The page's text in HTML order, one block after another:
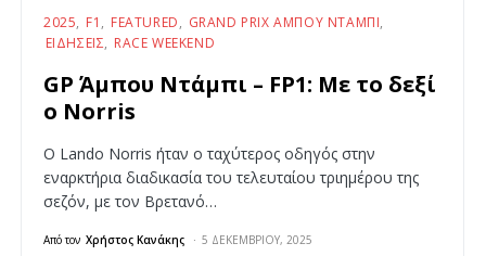
2025 F1 FEATURED
GRAND PRIX ΆΜΠΟΥ ΝΤΆΜΠΙ
ΕΙΔΉΣΕΙΣ
RACE WEEKEND
GP Άμπου Ντάμπι – FP1: Mε το δεξί
ο Norris
O Lando Norris ήταν ο ταχύτερος οδηγός στην
εναρκτήρια διαδικασία του τελευταίου τριημέρου της
σεζόν, με τον Βρετανό…
Από τον Χρήστος Κανάκης 5 ΔΕΚΕΜΒΡΊΟΥ, 2025